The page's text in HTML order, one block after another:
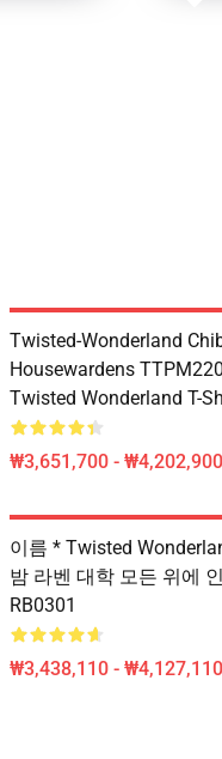
Twisted-Wonderland
Housewardens
Twisted Wonderland T-
₩3,651,700 - ₩4,202,900
이름 * Twisted
밤 라벤 대학 모든 위에
RB0301
₩3,438,110 - ₩4,127,110